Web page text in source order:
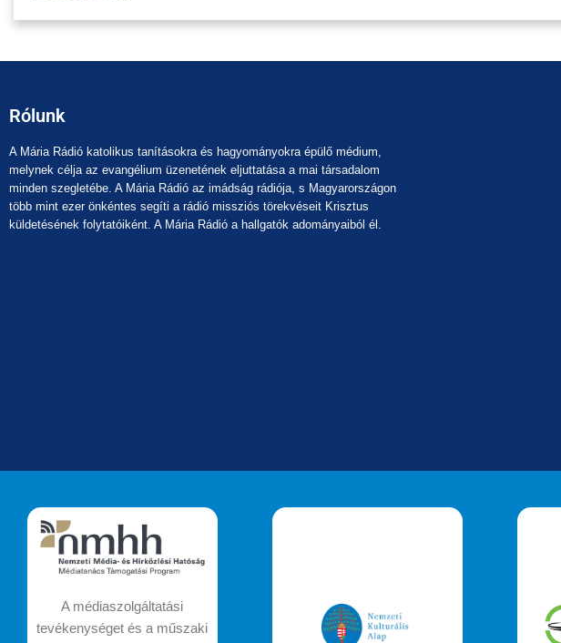
Rólunk
A Mária Rádió katolikus tanításokra és hagyományokra épülő médium,
melynek célja az evangélium üzenetének eljuttatása a mai társadalom
minden szegletébe. A Mária Rádió az imádság rádiója, s Magyarországon
több mint ezer önkéntes segíti a rádió missziós törekvéseit Krisztus
küldetésének folytatóiként. A Mária Rádió a hallgatók adományaiból él.
A médiaszolgáltatási
tevékenységet és a műszaki